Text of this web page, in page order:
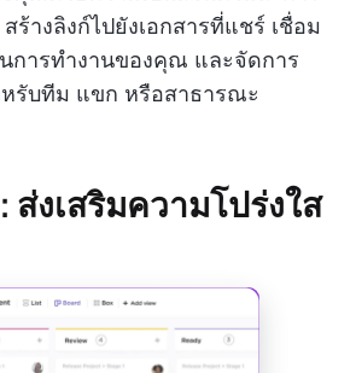
ร้างลิงก์ไปยังเอกสารที่แชร์ เชื่อม
การทำงานของคุณ และจัดการ
หรับทีม แขก หรือสาธารณะ
งเสริมความโปร่งใส